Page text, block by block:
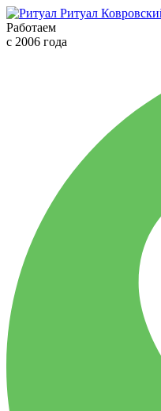
Ритуал
Работаем
с 2006 года